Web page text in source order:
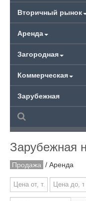
Вторичный рынок
Аренда
Загородная
Коммерческая
Зарубежная
Зарубежная
Продажа / Аренда